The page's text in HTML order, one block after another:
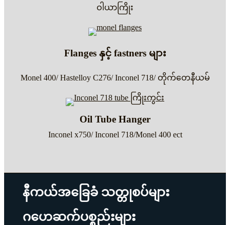
ဝါယာကြိုး
Flanges နှင့် fastners များ
Monel 400/ Hastelloy C276/ Inconel 718/ တိုက်တေနီယမ်
Oil Tube Hanger
Inconel x750/ Inconel 718/Monel 400 ect
နီကယ်အခြေခံ သတ္တုစပ်များ
ဂဟေဆက်ပစ္စည်းများ